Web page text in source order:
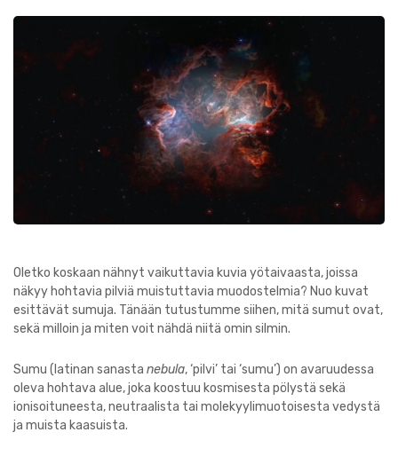
Oletko koskaan nähnyt vaikuttavia kuvia yötaivaasta, joissa
näkyy hohtavia pilviä muistuttavia muodostelmia? Nuo kuvat
esittävät sumuja. Tänään tutustumme siihen, mitä sumut ovat,
sekä milloin ja miten voit nähdä niitä omin silmin.
Sumu (latinan sanasta nebula, ‘pilvi’ tai ‘sumu’) on avaruudessa
oleva hohtava alue, joka koostuu kosmisesta pölystä sekä
ionisoituneesta, neutraalista tai molekyylimuotoisesta vedystä
ja muista kaasuista.